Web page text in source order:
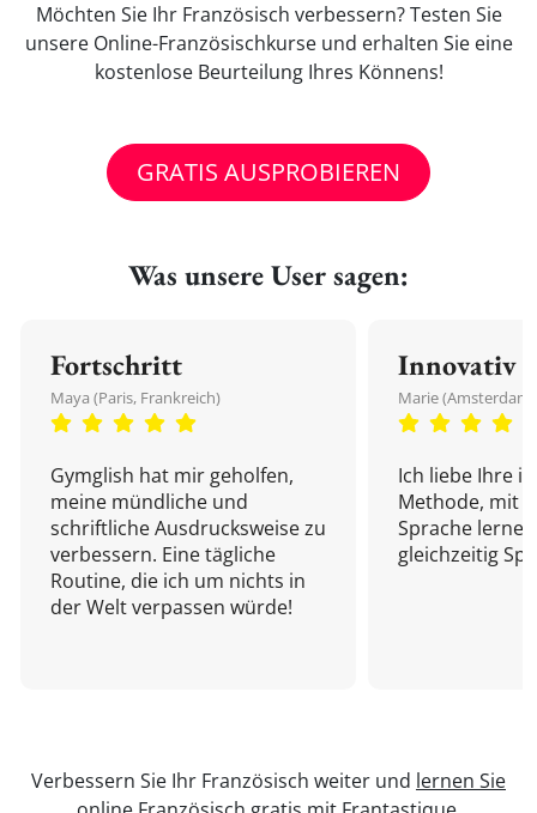
Möchten Sie Ihr Französisch verbessern? Testen Sie
unsere Online-Französischkurse und erhalten Sie eine
kostenlose Beurteilung Ihres Könnens!
GRATIS AUSPROBIEREN
Was unsere User sagen:
Fortschritt
Maya (Paris, Frankreich)
Gymglish hat mir geholfen,
meine mündliche und
schriftliche Ausdrucksweise zu
verbessern. Eine tägliche
Routine, die ich um nichts in
der Welt verpassen würde!
Innovativ
Marie
Ich liebe Ihre
Methode, mit
Sprache
gleichzeitig
Verbessern Sie Ihr Französisch weiter und lernen Sie